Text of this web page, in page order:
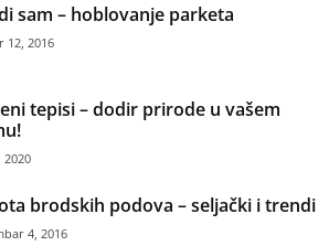
sam – hoblovanje parketa
12, 2016
tepisi – dodir prirode u vašem
2020
brodskih podova – seljački i trendi
4, 2016